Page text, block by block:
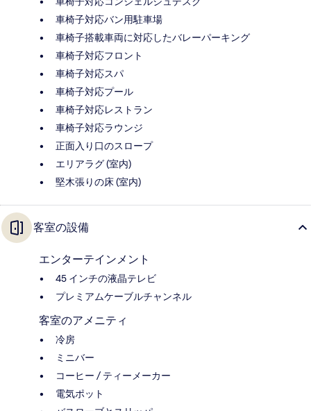
車椅子対応バン用駐車場
車椅子搭載車両に対応したバレーパーキング
車椅子対応フロント
車椅子対応スパ
車椅子対応プール
車椅子対応レストラン
車椅子対応ラウンジ
正面入り口のスロープ
エリアラグ (室内)
堅木張りの床 (室内)
客室の設備
エンターテインメント
45 インチの液晶テレビ
プレミアムケーブルチャンネル
客室のアメニティ
冷房
ミニバー
コーヒー / ティーメーカー
電気ポット